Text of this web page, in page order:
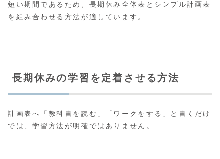
短い期間であるため、長期休み全体表とシンプル計画表
を組み合わせる方法が適しています。
長期休みの学習を定着させる方法
計画表へ「教科書を読む」「ワークをする」と書くだけ
では、学習方法が明確ではありません。